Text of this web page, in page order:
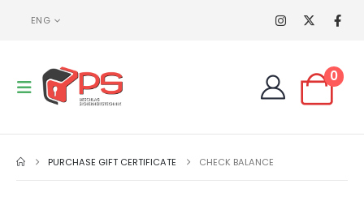
ENG
0
PURCHASE GIFT CERTIFICATE CHECK BALANCE